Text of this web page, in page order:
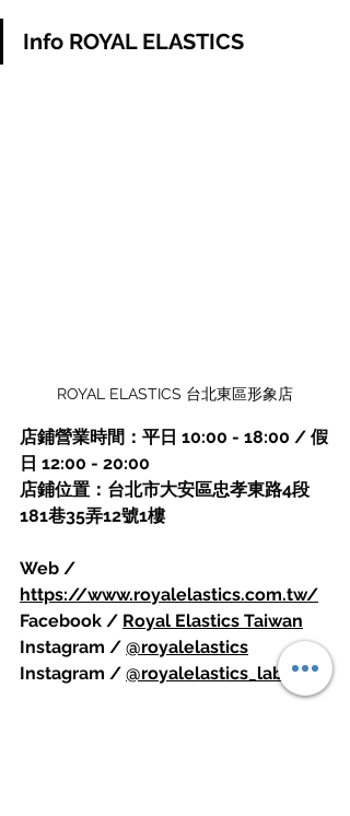
Info ROYAL ELASTICS
ROYAL ELASTICS 台北東區形象店
店鋪營業時間：平日 10:00 - 18:00 / 假
日 12:00 - 20:00
店鋪位置：台北市大安區忠孝東路4段
181巷35弄12號1樓
Web /
https://www.royalelastics.com.tw/
Facebook / Royal Elastics Taiwan
Instagram / @royalelastics
Instagram / @royalelastics_lab